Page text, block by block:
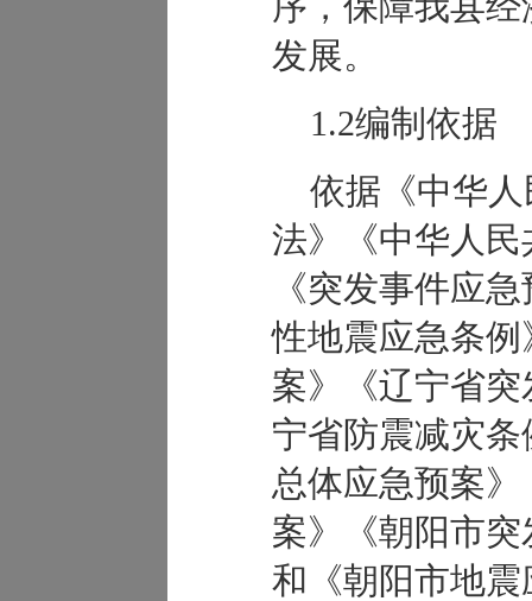
发展。
1.2编制依据
依据《中华
法》《中华人
《突发事件应
性地震应急条
案》《辽宁省
宁省防震减灾
总体应急预案
案》《朝阳市
和《朝阳市地